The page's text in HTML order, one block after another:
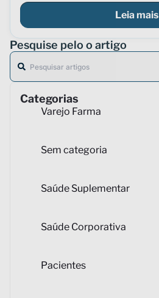
Leia mais
Pesquise pelo o artigo
Categorias
Varejo Farma
Sem categoria
Saúde Suplementar
Saúde Corporativa
Pacientes